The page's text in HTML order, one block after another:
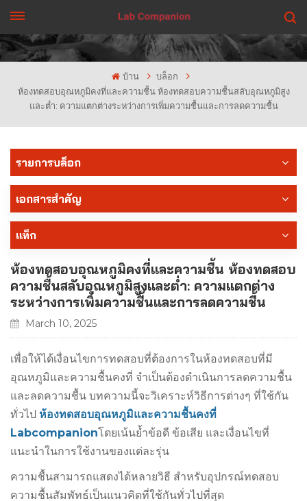
บ้าน
บล็อก
ห้องทดสอบอุณหภูมิคงที่และความชื้น ห้องทดสอบความชื้นสลับอุณหภูมิสูง
และต่ำ: ความแตกต่างระหว่างการเพิ่มความชื้นและการลดความชื้น
รายการบล็อก
เอกสารสำคัญ
แท็ก
ห้องทดสอบอุณหภูมิคงที่และความชื้น ห้องทดสอบ
ความชื้นสลับอุณหภูมิสูงและต่ำ: ความแตกต่าง
ระหว่างการเพิ่มความชื้นและการลดความชื้น
March 10, 2025
เพื่อให้ได้เงื่อนไขการทดสอบที่ต้องการในห้องทดสอบที่มี
อุณหภูมิและความชื้นคงที่ จำเป็นต้องดำเนินการลดความชื้น
และลดความชื้น บทความนี้จะวิเคราะห์วิธีการต่างๆ ที่ใช้กัน
ทั่วไป ห้องทดสอบอุณหภูมิและความชื้นคงที่
Labcompanionโดยเน้นย้ำข้อดี ข้อเสีย และเงื่อนไขที่
แนะนำในการใช้งานของแต่ละรุ่น
ความชื้นสามารถแสดงได้หลายวิธี สำหรับอุปกรณ์ทดสอบ
ความชื้นสัมพัทธ์เป็นแนวคิดที่ใช้กันทั่วไปที่สุด